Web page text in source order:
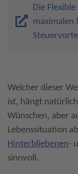
Die
maximalen
Welcher dieser
ist, hängt
Wünschen, aber
Lebenssituation
Hinterbliebenen-
sinnvoll.